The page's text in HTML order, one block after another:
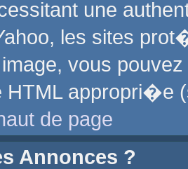
une
les sites
vous
HTML
de page
Annonces ?